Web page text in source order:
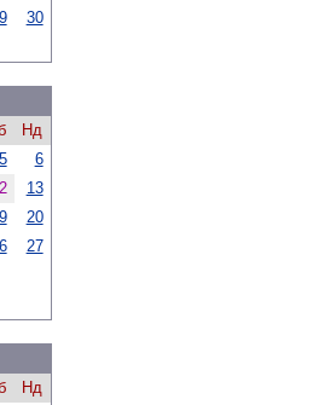
30
Нд
5
6
13
20
27
Нд